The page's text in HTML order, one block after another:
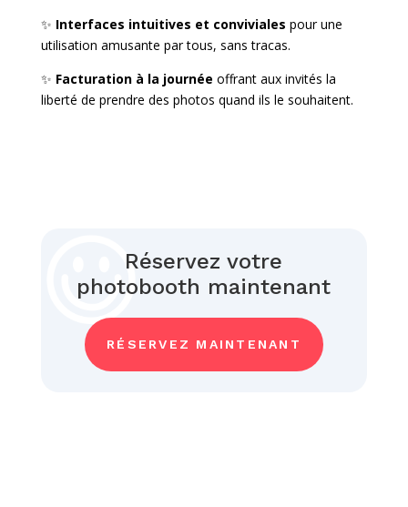
✨ Interfaces intuitives et conviviales pour une
utilisation amusante par tous, sans tracas.
✨ Facturation à la journée offrant aux invités la
liberté de prendre des photos quand ils le souhaitent.
Réservez votre
photobooth maintenant
RÉSERVEZ MAINTENANT